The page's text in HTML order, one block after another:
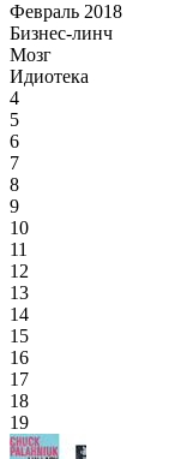
Февраль 2018
Бизнес-линч
Мозг
Идиотека
4
5
6
7
8
9
10
11
12
13
14
15
16
17
18
19